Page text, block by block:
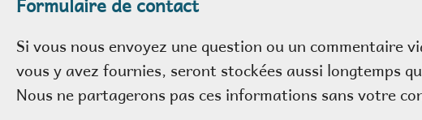
Si vous nous envoyez une question ou un commentaire
vous y avez fournies, seront stockées aussi longtemps
Nous ne partagerons pas ces informations sans votre